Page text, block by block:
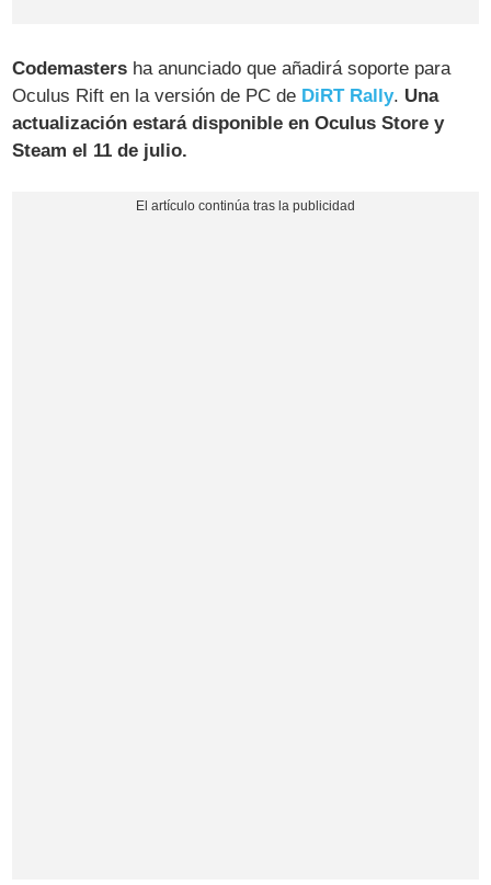
Codemasters ha anunciado que añadirá soporte para
Oculus Rift en la versión de PC de DiRT Rally. Una
actualización estará disponible en Oculus Store y
Steam el 11 de julio.